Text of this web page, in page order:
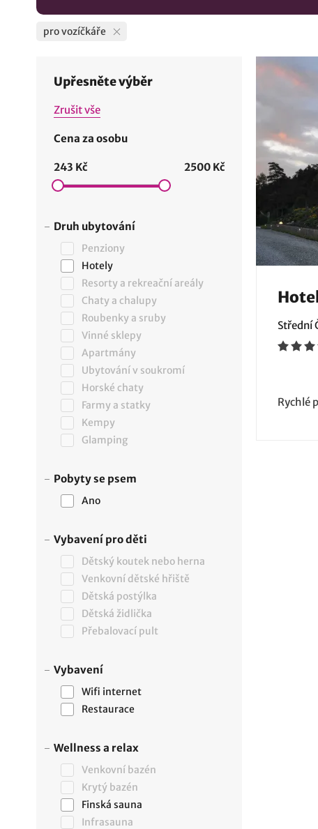
pro vozíčkáře
Upřesněte výběr
Zrušit vše
Cena za osobu
243 Kč 2500 Kč
Druh ubytování
Penziony
Hotely
Resorty a rekreační areály
Chaty a chalupy
Roubenky a sruby
Vinné sklepy
Apartmány
Ubytování v soukromí
Horské chaty
Farmy a statky
Kempy
Glamping
Pobyty se psem
Ano
Vybavení pro děti
Dětský koutek nebo herna
Venkovní dětské hřiště
Dětská postýlka
Dětská židlička
Přebalovací pult
Vybavení
Wifi internet
Restaurace
Wellness a relax
Venkovní bazén
Krytý bazén
Finská sauna
Infrasauna
Střední
Rychlé